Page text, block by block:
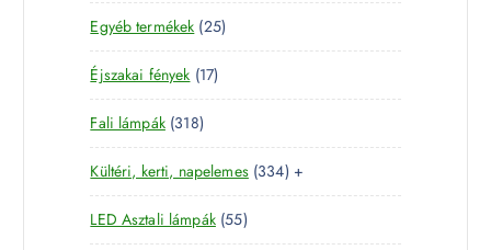
m
k
e
r
m
é
k
t
r
é
k
Egyéb termékek 252
5
e
m
é
k
Éjszakai fények 171
7
e
r
m
é
Fali lámpák 3183
1
8
t
e
Kültéri, kerti, napelemes 3343
3
+
LED Asztali lámpák 555
5